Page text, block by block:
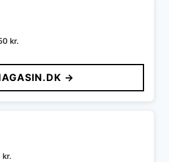
kr..
kr.
pris
er:
250 kr..
→
kr.